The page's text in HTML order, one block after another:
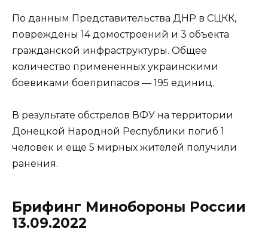
По данным Представительства ДНР в СЦКК,
повреждены 14 домостроений и 3 объекта
гражданской инфраструктуры. Общее
количество примененных украинскими
боевиками боеприпасов — 195 единиц.
В результате обстрелов ВФУ на территории
Донецкой Народной Республики погиб 1
человек и еще 5 мирных жителей получили
ранения.
Брифинг Минобороны России
13.09.2022